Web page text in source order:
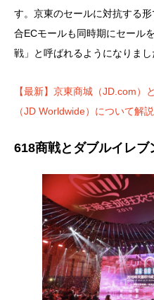
す。京東のセールに対抗する
合ECモールも同時期にセール
戦」と呼ばれるようになりまし
【最新】京東商城（JD.com）
（JD Worldwide）について解説
618商戦とダブルイレブ